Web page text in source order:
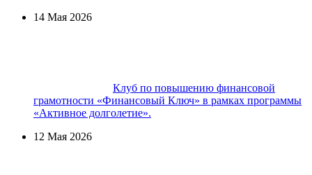
14 Мая 2026
Клуб по повышению финансовой
грамотности «Финансовый Ключ» в рамках программы
«Активное долголетие».
12 Мая 2026